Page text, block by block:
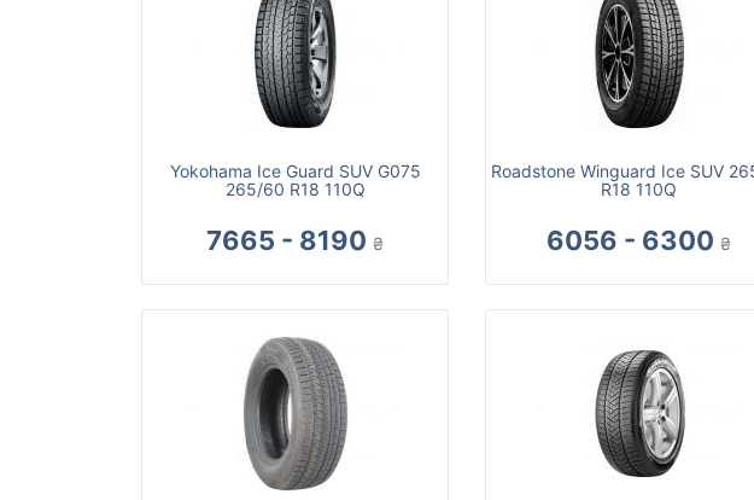
Yokohama Ice Guard SUV G075
265/60 R18 110Q
7665 - 8190 ₴
Roadstone Winguard Ice SUV
R18 110Q
6056 - 6300 ₴